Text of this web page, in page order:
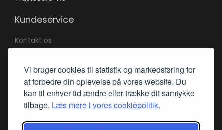
Vi bruger cookies til statistik og markedsføring for
at forbedre din oplevelse på vores website. Du
kan til enhver tid ændre eller trække dit samtykke
tilbage. Læs mere i vores cookiepolitik.
Kundeservice
Kontakt os
Returret & reklamation
Mød os på Facebook
Betalingsmetoder